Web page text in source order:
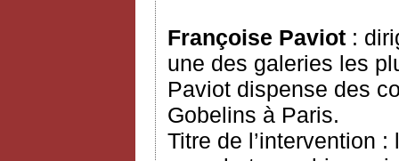
Françoise Paviot :
une des galeries les
Paviot dispense des
Gobelins à Paris.
Titre de l’intervention